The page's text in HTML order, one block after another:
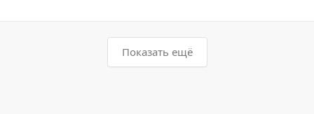
Показать ещё